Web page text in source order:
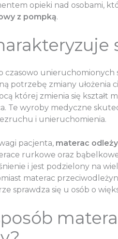
opieki nad osobami,
z pompką.
czasowo unieruchomionych
potrzebę zmiany ułożenia
której zmienia się kształt
Te wyroby medyczne
i unieruchomienia.
pacjenta, materac
rurkowe oraz
i jest podzielony na
materac
sprawdza się u osób o